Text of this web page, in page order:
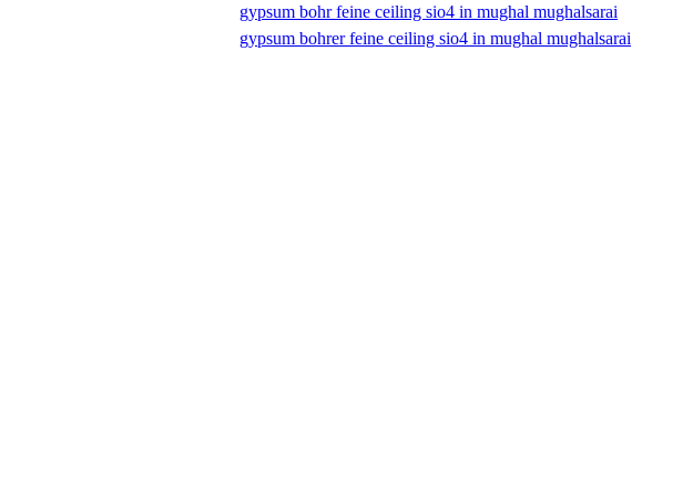
gypsum bohr feine ceiling sio4 in mughal mughalsarai
gypsum bohrer feine ceiling sio4 in mughal mughalsarai